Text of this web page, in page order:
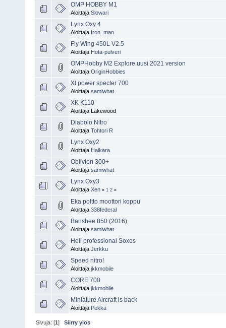
OMP HOBBY M1
Aloittaja Slowari
Lynx Oxy 4
Aloittaja Iron_man
Fly Wing 450L V2.5
Aloittaja Hota-pulveri
OMPHobby M2 Explore uusi 2021 version
Aloittaja OriginHobbies
Xl power specter 700
Aloittaja samiwhat
XK K110
Aloittaja Lakewood
Diabolo Nitro
Aloittaja Tohtori R
Lynx Oxy2
Aloittaja Haikara
Oblivion 300+
Aloittaja samiwhat
Lynx Oxy3
Aloittaja Xen « 1 2 »
Eka poltto moottori koppu
Aloittaja 338federal
Banshee 850 (2016)
Aloittaja samiwhat
Heli professional Soxos
Aloittaja Jerkku
Speed nitro!
Aloittaja jkkmobile
CORE 700
Aloittaja jkkmobile
Miniature Aircraft is back
Aloittaja Pekka
Sivuja: [1]Siirry ylös